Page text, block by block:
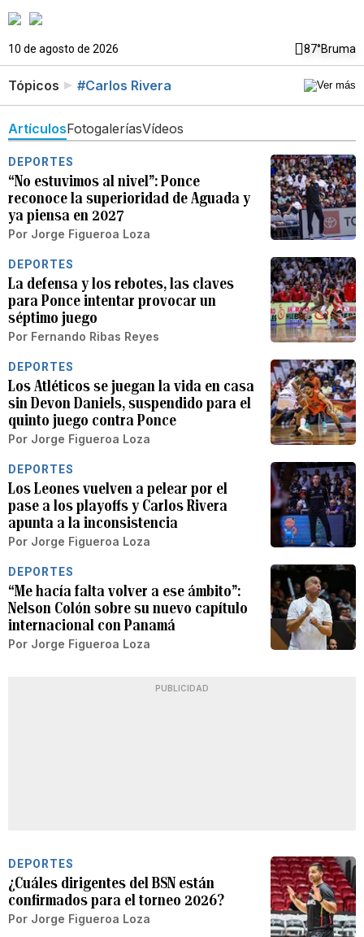
10 de agosto de 2026 87°Bruma
Tópicos #Carlos Rivera
ArtículosFotogaleríasVídeos
DEPORTES
“No estuvimos al nivel”: Ponce
reconoce la superioridad de Aguada y
ya piensa en 2027
Por Jorge Figueroa Loza
DEPORTES
La defensa y los rebotes, las claves
para Ponce intentar provocar un
séptimo juego
Por Fernando Ribas Reyes
DEPORTES
Los Atléticos se juegan la vida en casa
sin Devon Daniels, suspendido para el
quinto juego contra Ponce
Por Jorge Figueroa Loza
DEPORTES
Los Leones vuelven a pelear por el
pase a los playoffs y Carlos Rivera
apunta a la inconsistencia
Por Jorge Figueroa Loza
DEPORTES
“Me hacía falta volver a ese ámbito”:
Nelson Colón sobre su nuevo capítulo
internacional con Panamá
Por Jorge Figueroa Loza
PUBLICIDAD
DEPORTES
¿Cuáles dirigentes del BSN están
confirmados para el torneo 2026?
Por Jorge Figueroa Loza